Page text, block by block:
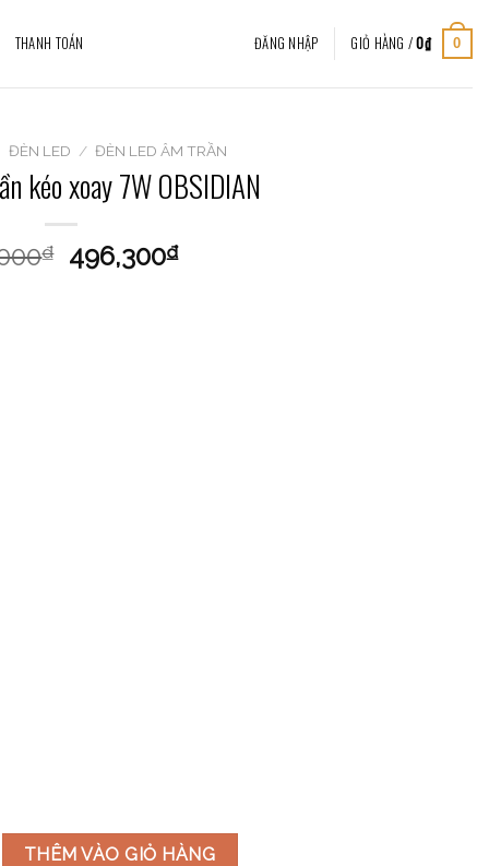
THANH TOÁN ĐĂNG NHẬP GIỎ HÀNG /0₫ 0
ĐÈN LED / ĐÈN LED ÂM TRẦN
kéo xoay 7W OBSIDIAN
₫ 496,300₫
xoay 7W OBSIDIAN số lượng
THÊM VÀO GIỎ HÀNG